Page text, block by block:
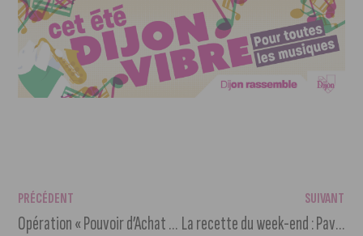
PRÉCÉDENT
Opération « Pouvoir d’Achat » : 8500 habitants économisent sur l’énergie
SUIVANT
La recette du week-end : Pavlova au pistache, bergamote et framboise